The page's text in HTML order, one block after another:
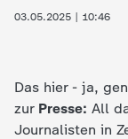
g03.05.2025 | 10:46
Das hier - ja,
zur Presse: All
Journalisten in